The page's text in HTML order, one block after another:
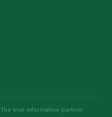
The true information partner